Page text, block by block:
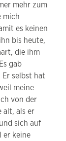
mehr zum
mich
es keinen
bis heute,
die ihm
gab
selbst hat
meine
von der
alt, als er
sich auf
er keine